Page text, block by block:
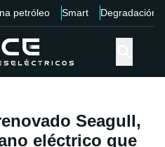
petróleo Smart Degradación
Seagull,
eléctrico que